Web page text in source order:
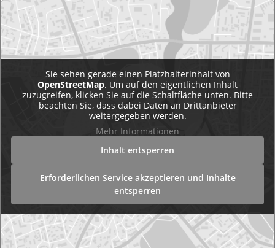
Sie sehen gerade einen Platzhalterinhalt von
OpenStreetMap. Um auf den eigentlichen Inhalt
zuzugreifen, klicken Sie auf die Schaltfläche unten. Bitte
beachten Sie, dass dabei Daten an Drittanbieter
weitergegeben werden.
Mehr Informationen
Inhalt entsperren
Erforderlichen Service akzeptieren und Inhalte
entsperren